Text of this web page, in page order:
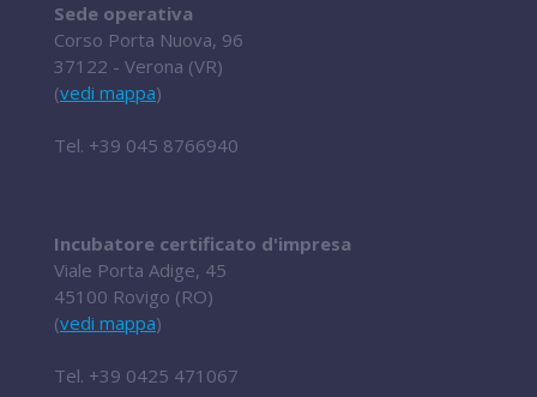
Sede operativa
Corso Porta Nuova, 96
37122 - Verona (VR)
(vedi mappa)
Tel. +39 045 8766940
Incubatore certificato d'impresa
Viale Porta Adige, 45
45100 Rovigo (RO)
(vedi mappa)
Tel. +39 0425 471067